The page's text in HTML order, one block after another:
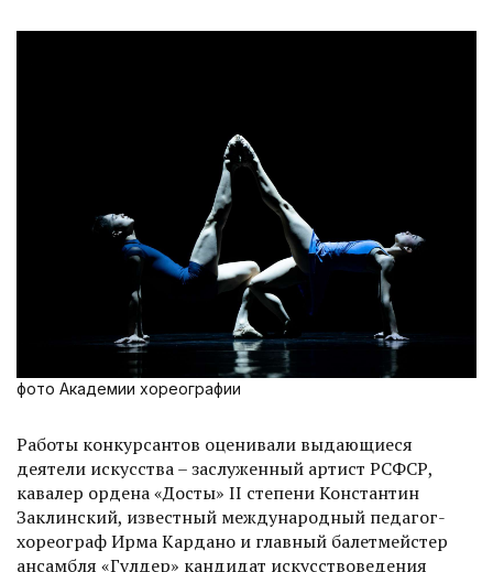
фото Академии хореографии
Работы конкурсантов оценивали выдающиеся
деятели искусства – заслуженный артист РСФСР,
кавалер ордена «Достық» II степени Константин
Заклинский, известный международный педагог-
хореограф Ирма Кардано и главный балетмейстер
ансамбля «Гүлдер» кандидат искусствоведения